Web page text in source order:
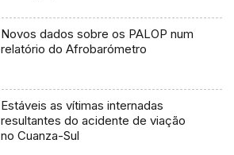
Novos dados sobre os PALOP num
relatório do Afrobarómetro
Estáveis as vítimas internadas
resultantes do acidente de viação
no Cuanza-Sul